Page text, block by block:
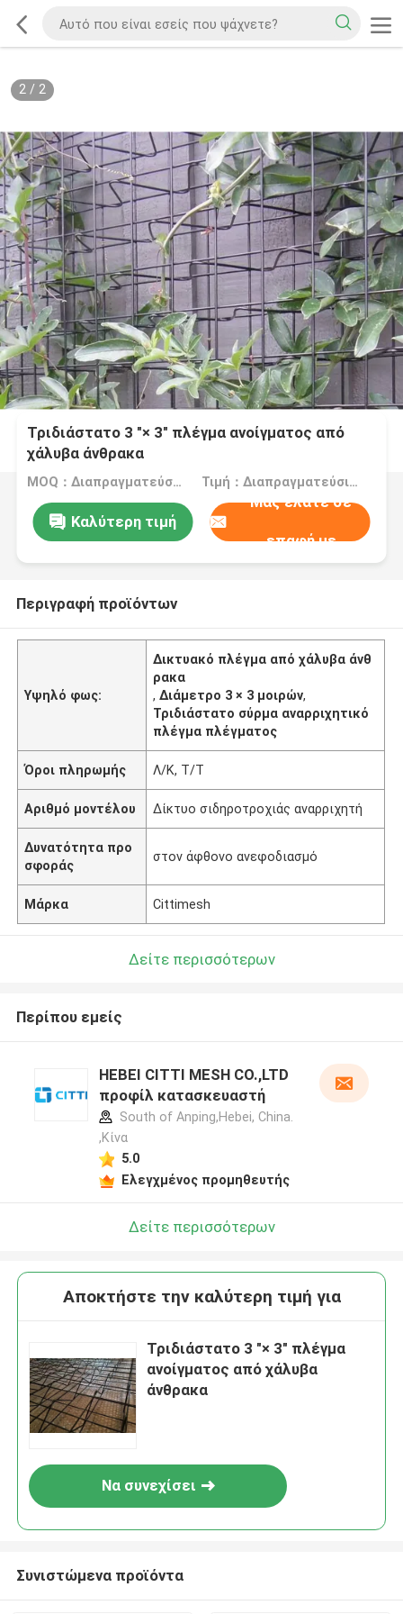
2/ 2
Τριδιάστατο 3 "× 3" πλέγμα ανοίγματος από
χάλυβα άνθρακα
MOQ：Διαπραγματεύσιμα Τιμή：Διαπραγματεύσιμα
Καλύτερη τιμή
Μας ελάτε σε
επαφή με
Περιγραφή προϊόντων
Υψηλό φως:
Δικτυακό πλέγμα από χάλυβα άνθ
ρακα
,Διάμετρο 3 × 3 μοιρών,
Τριδιάστατο σύρμα αναρριχητικό
πλέγμα πλέγματος
Όροι πληρωμής Λ/Κ, Τ/Τ
Αριθμό μοντέλου Δίκτυο σιδηροτροχιάς αναρριχητή
Δυνατότητα προ
σφοράς
στον άφθονο ανεφοδιασμό
Μάρκα Cittimesh
Δείτε περισσότερων
Περίπου εμείς
HEBEI CITTI MESH CO.,LTD
προφίλ κατασκευαστή
South of Anping,Hebei, China.
,Κίνα
5.0
Ελεγχμένος προμηθευτής
Δείτε περισσότερων
Αποκτήστε την καλύτερη τιμή για
Τριδιάστατο 3 "× 3" πλέγμα
ανοίγματος από χάλυβα
άνθρακα
Να συνεχίσει
Συνιστώμενα προϊόντα